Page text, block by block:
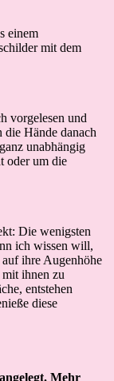
einem
mit dem
vorgelesen und
die Hände danach
unabhängig
oder um die
Die wenigsten
ich wissen will,
ihre Augenhöhe
ihnen zu
entstehen
diese
Mehr